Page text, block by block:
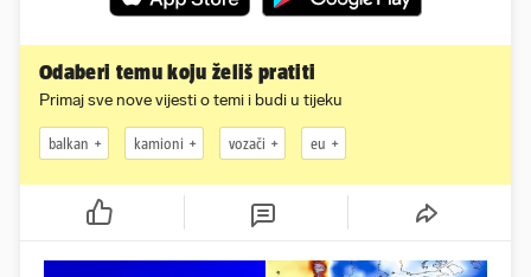
Odaberi temu koju želiš pratiti
Primaj sve nove vijesti o temi i budi u tijeku
balkan kamioni vozači eu